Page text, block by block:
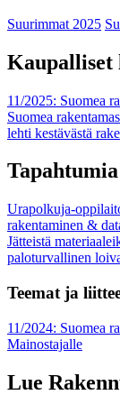
Suurimmat 2025
11/2025: Suomea
Suomea
lehti kestävästä
Tapahtumia
Urapolkuja-
rakentaminen &
Jätteistä
paloturvallinen
Teemat ja
11/2024: Suomea
Mainostajalle
Lue